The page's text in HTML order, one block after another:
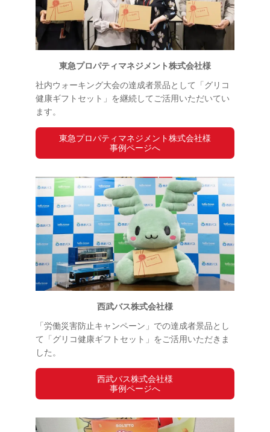
東急プロパティマネジメント株式会社様
社内ウォーキング大会の達成者景品として「グリコ
健康ギフトセット」を継続してご活用いただいてい
ます。
東急プロパティマネジメント株式会社様
事例ページへ
西武バス株式会社様
「労働災害防止キャンペーン」での達成者景品とし
て「グリコ健康ギフトセット」をご活用いただきま
した。
西武バス株式会社様
事例ページへ